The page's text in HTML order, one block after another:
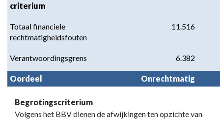
criterium
Totaal financiele
rechtmatigheidsfouten
11.516
Verantwoordingsgrens 6.382
Oordeel Onrechtmatig
Begrotingscriterium
Volgens het BBV dienen de afwijkingen ten opzichte van